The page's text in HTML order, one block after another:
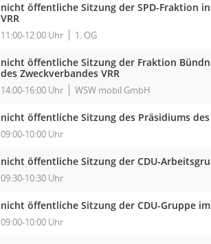
nicht öffentliche Sitzung der SPD-Fraktion
VRR
11:00-12:00 Uhr 1. OG
nicht öffentliche Sitzung der Fraktion
des Zweckverbandes VRR
14:00-16:00 Uhr WSW mobil GmbH
nicht öffentliche Sitzung des Präsidiums
09:00-10:00 Uhr
nicht öffentliche Sitzung der CDU-
09:30-10:30 Uhr
nicht öffentliche Sitzung der CDU-Gruppe im
09:00-10:00 Uhr